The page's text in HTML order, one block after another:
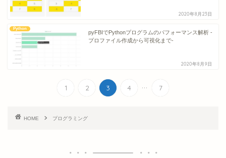
2020年8月23日
Python
pyFBIでPythonプログラムのパフォーマンス解析 -
プロファイル作成から可視化まで-
2020年8月9日
1 2 3 4 ... 7
HOME プログラミング